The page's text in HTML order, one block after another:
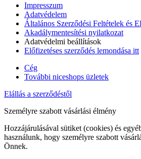
Impresszum
Adatvédelem
Általános Szerződési Feltételek és
Akadálymentesítési nyilatkozat
Adatvédelmi beállítások
Előfizetéses szerződés lemondása itt
Cég
További niceshops üzletek
Elállás a szerződéstől
Személyre szabott vásárlási élmény
Hozzájárulásával sütiket (cookies) és
használunk, hogy személyre szabott
Önnek.